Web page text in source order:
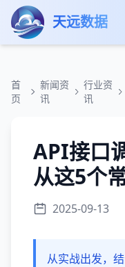
跳转到主要内容
天远数据
首
页
新闻资
讯
行业资
讯
API接口
从这5个
2025-09-13
从实战出发，